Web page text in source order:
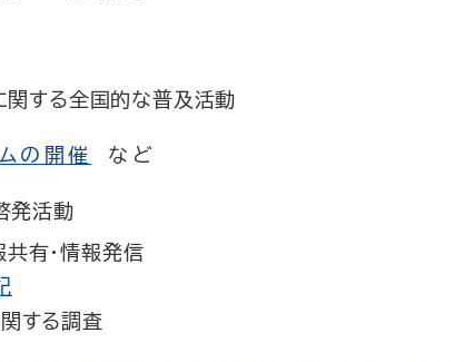
関する全国的な普及活動
の開催 など
発活動
有・情報発信
する調査